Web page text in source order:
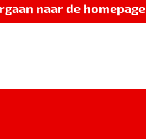
naar de homepage